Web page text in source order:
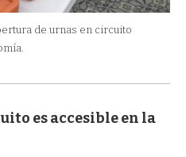
de urnas en circuito
es accesible en la